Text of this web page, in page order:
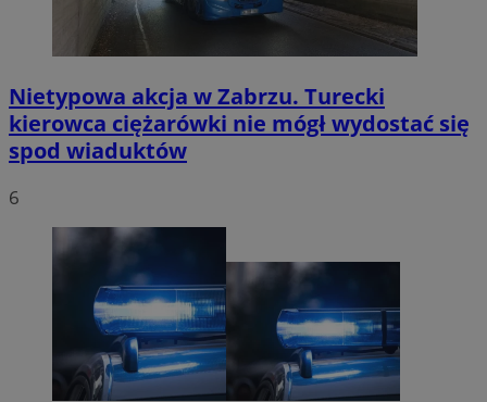
Nietypowa akcja w Zabrzu. Turecki
kierowca ciężarówki nie mógł wydostać się
spod wiaduktów
6